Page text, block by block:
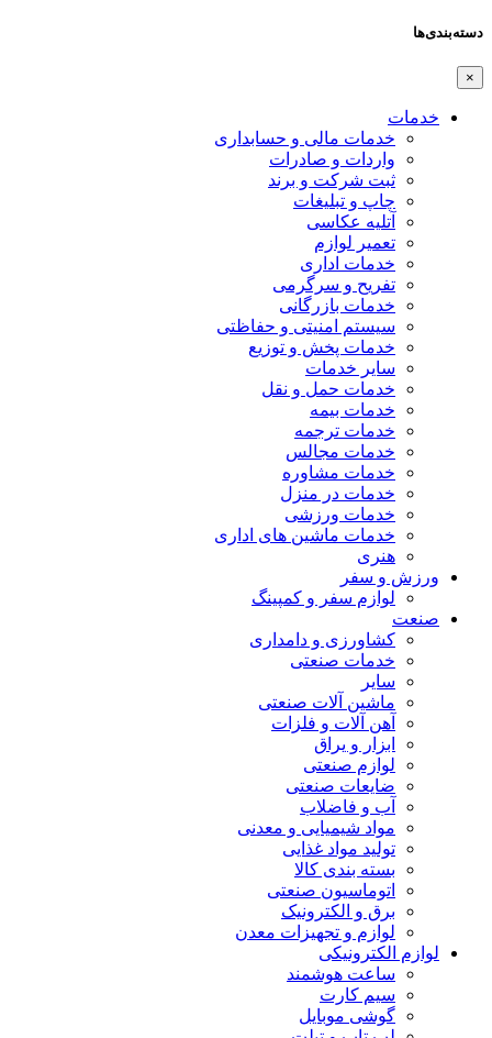
دسته‌بندی‌ها
×
خدمات
خدمات مالی و حسابداری
واردات و صادرات
ثبت شرکت و برند
چاپ و تبلیغات
آتلیه عکاسی
تعمیر لوازم
خدمات اداری
تفریح و سرگرمی
خدمات بازرگانی
سیستم امنیتی و حفاظتی
خدمات پخش و توزیع
سایر خدمات
خدمات حمل و نقل
خدمات بیمه
خدمات ترجمه
خدمات مجالس
خدمات مشاوره
خدمات در منزل
خدمات ورزشی
خدمات ماشین های اداری
هنری
ورزش و سفر
لوازم سفر و کمپینگ
صنعت
کشاورزی و دامداری
خدمات صنعتی
سایر
ماشین آلات صنعتی
آهن آلات و فلزات
ابزار و یراق
لوازم صنعتی
ضایعات صنعتی
آب و فاضلاب
مواد شیمیایی و معدنی
تولید مواد غذایی
بسته بندی کالا
اتوماسیون صنعتی
برق و الکترونیک
لوازم و تجهیزات معدن
لوازم الکترونیکی
ساعت هوشمند
سیم کارت
گوشی موبایل